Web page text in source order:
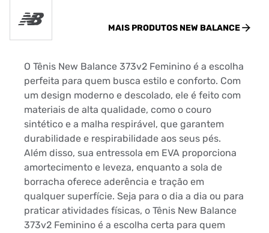
MAIS PRODUTOS NEW BALANCE
O Tênis New Balance 373v2 Feminino é a escolha
perfeita para quem busca estilo e conforto. Com
um design moderno e descolado, ele é feito com
materiais de alta qualidade, como o couro
sintético e a malha respirável, que garantem
durabilidade e respirabilidade aos seus pés.
Além disso, sua entressola em EVA proporciona
amortecimento e leveza, enquanto a sola de
borracha oferece aderência e tração em
qualquer superfície. Seja para o dia a dia ou para
praticar atividades físicas, o Tênis New Balance
373v2 Feminino é a escolha certa para quem